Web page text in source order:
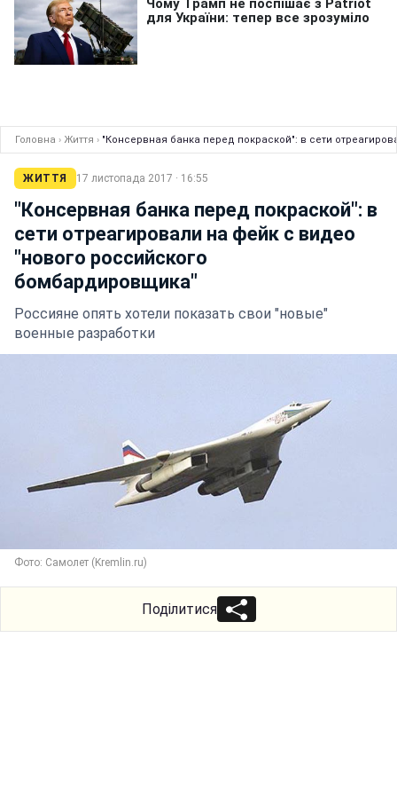
Головна › Життя › "Консервная банка перед покраской": в сети
ЖИТТЯ 17 листопада 2017 · 16:55
"Консервная банка перед покраской": в
сети отреагировали на фейк с видео
"нового российского
бомбардировщика"
Россияне опять хотели показать свои "новые"
военные разработки
Фото: Самолет (Kremlin.ru)
Поділитися